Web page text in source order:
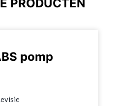
PRODUCTEN
pomp